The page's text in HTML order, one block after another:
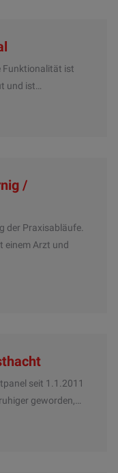
Funktionalität ist
und ist…
/
der Praxisabläufe.
einem Arzt und
seit 1.1.2011
geworden,…